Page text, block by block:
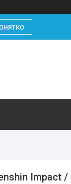
Impact